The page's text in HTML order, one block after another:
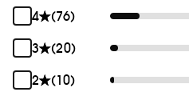
4
(76)
3
(20)
2
(10)